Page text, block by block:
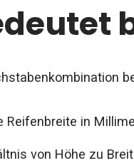
Reifenbreite in
von Höhe zu